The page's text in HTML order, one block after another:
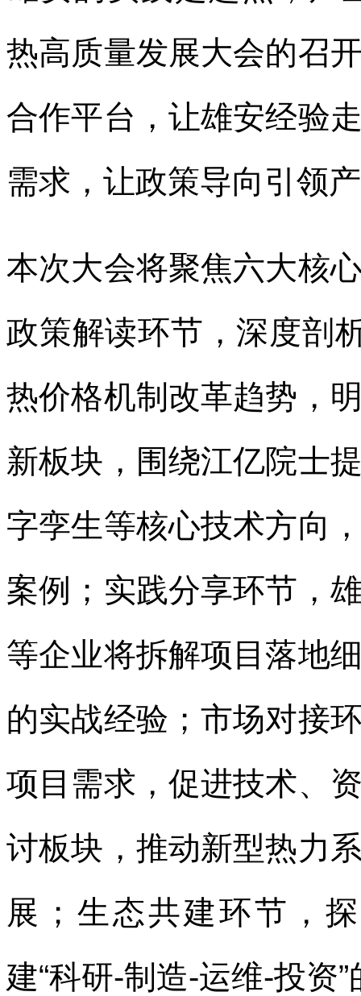
热高质量发展大会的召
合作平台，让雄安经验
需求，让政策导向引领
本次大会将聚焦六大核
政策解读环节，深度剖
热价格机制改革趋势，
新板块，围绕江亿院士
字孪生等核心技术方向
案例；实践分享环节，
等企业将拆解项目落地
的实战经验；市场对接
项目需求，促进技术、
讨板块，推动新型热力
展；生态共建环节，
建“科研-制造-运维-投资